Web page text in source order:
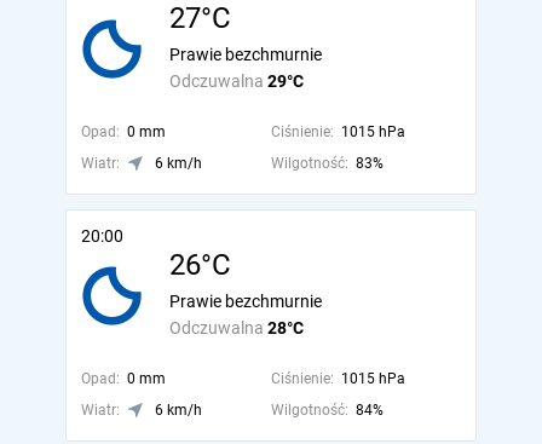
27°C
Odczuwalna 29°C
Prawie bezchmurnie
Opad: 0 mm Ciśnienie: 1015 hPa
Wiatr:
6 km/h Wilgotność: 83%
20:00
26°C
Odczuwalna 28°C
Prawie bezchmurnie
Opad: 0 mm Ciśnienie: 1015 hPa
Wiatr:
6 km/h Wilgotność: 84%